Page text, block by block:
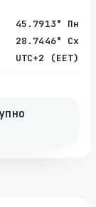
45.7913° Пн
28.7446° Сх
UTC+2 (EET)